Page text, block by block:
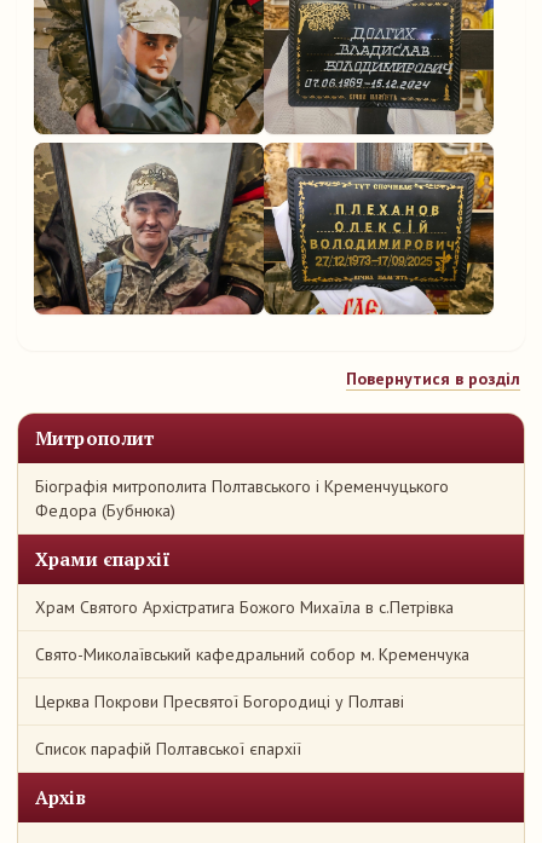
Митрополит
Біографія митрополита Полтавського і Кременчуцького
Федора (Бубнюка)
Храми єпархії
Храм Святого Архістратига Божого Михаїла в с.Петрівка
Свято-Миколаївський кафедральний собор м. Кременчука
Церква Покрови Пресвятої Богородиці у Полтаві
Список парафій Полтавської єпархії
Архів
Повернутися в розділ